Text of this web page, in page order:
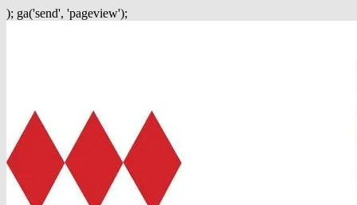
); ga('send', 'pageview');